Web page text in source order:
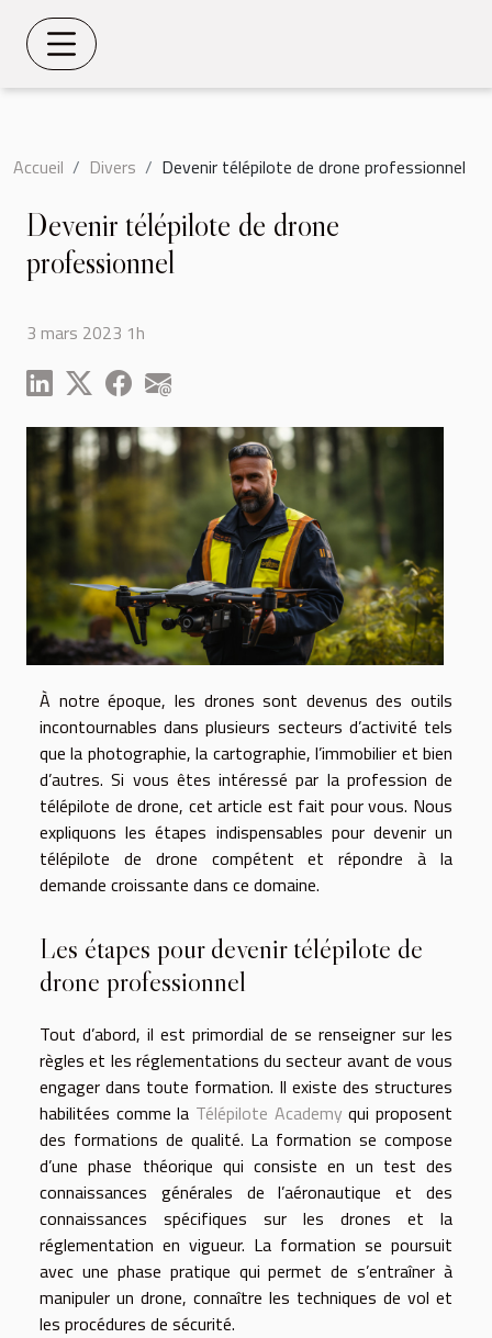
Accueil Divers Devenir télépilote de drone professionnel
Devenir télépilote de drone
professionnel
3 mars 2023 1h
À notre époque, les drones sont devenus des outils
incontournables dans plusieurs secteurs d’activité tels
que la photographie, la cartographie, l’immobilier et bien
d’autres. Si vous êtes intéressé par la profession de
télépilote de drone, cet article est fait pour vous. Nous
expliquons les étapes indispensables pour devenir un
télépilote de drone compétent et répondre à la
demande croissante dans ce domaine.
Les étapes pour devenir télépilote de
drone professionnel
Tout d’abord, il est primordial de se renseigner sur les
règles et les réglementations du secteur avant de vous
engager dans toute formation. Il existe des structures
habilitées comme la Télépilote Academy qui proposent
des formations de qualité. La formation se compose
d’une phase théorique qui consiste en un test des
connaissances générales de l’aéronautique et des
connaissances spécifiques sur les drones et la
réglementation en vigueur. La formation se poursuit
avec une phase pratique qui permet de s’entraîner à
manipuler un drone, connaître les techniques de vol et
les procédures de sécurité.